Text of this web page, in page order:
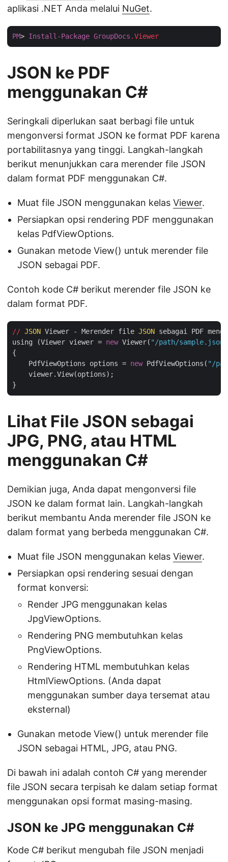
aplikasi .NET Anda melalui NuGet.
PM> Install-Package GroupDocs .Viewer
JSON ke PDF
menggunakan C#
Seringkali diperlukan saat berbagi file untuk
mengonversi format JSON ke format PDF karena
portabilitasnya yang tinggi. Langkah-langkah
berikut menunjukkan cara merender file JSON
dalam format PDF menggunakan C#.
Muat file JSON menggunakan kelas Viewer.
Persiapkan opsi rendering PDF menggunakan
kelas PdfViewOptions.
Gunakan metode View() untuk merender file
JSON sebagai PDF.
Contoh kode C# berikut merender file JSON ke
dalam format PDF.
// JSON Viewer - Merender file JSON sebagai PDF
using (Viewer viewer = new Viewer( "/path/sample.json"
{
    PdfViewOptions options =
new PdfViewOptions( "/
    viewer.View(options);
Lihat File JSON sebagai
JPG, PNG, atau HTML
menggunakan C#
Demikian juga, Anda dapat mengonversi file
JSON ke dalam format lain. Langkah-langkah
berikut membantu Anda merender file JSON ke
dalam format yang berbeda menggunakan C#.
Muat file JSON menggunakan kelas Viewer.
Persiapkan opsi rendering sesuai dengan
format konversi:
Render JPG menggunakan kelas
JpgViewOptions.
Rendering PNG membutuhkan kelas
PngViewOptions.
Rendering HTML membutuhkan kelas
HtmlViewOptions. (Anda dapat
menggunakan sumber daya tersemat atau
eksternal)
Gunakan metode View() untuk merender file
JSON sebagai HTML, JPG, atau PNG.
Di bawah ini adalah contoh C# yang merender
file JSON secara terpisah ke dalam setiap format
menggunakan opsi format masing-masing.
JSON ke JPG menggunakan C#
Kode C# berikut mengubah file JSON menjadi